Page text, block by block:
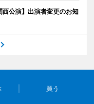
西公演】出演者変更のお知
買う